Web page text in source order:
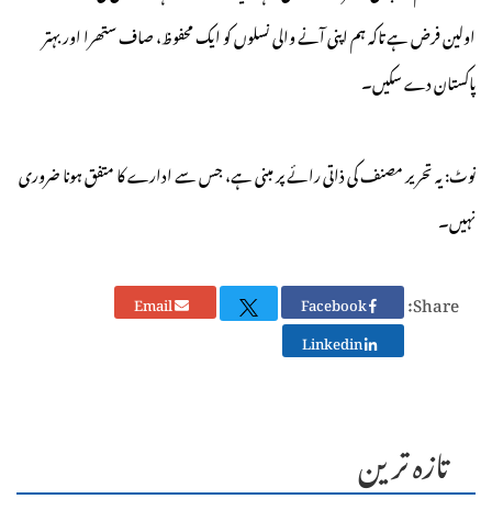
اولین فرض ہے تاکہ ہم اپنی آنے والی نسلوں کو ایک محفوظ، صاف ستھرا اور بہتر
پاکستان دے سکیں۔
نوٹ: یہ تحریر مصنف کی ذاتی رائے پر مبنی ہے، جس سے ادارے کا متفق ہونا ضروری
نہیں۔
Share:
Email
Linkedin
تازہ ترین